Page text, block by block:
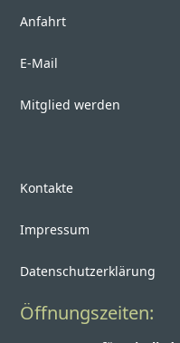
Anfahrt
E-Mail
Mitglied werden
Kontakte
Impressum
Datenschutzerklärung
Öffnungszeiten: